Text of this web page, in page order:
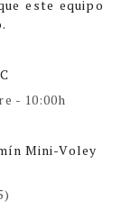
este equipo
- 10:00h
Mini-Voley